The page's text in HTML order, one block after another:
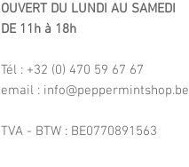
OUVERT DU LUNDI AU SAMEDI
DE 11h à 18h
Tél : +32 (0) 470 59 67 67
email : info@peppermintshop.be
TVA - BTW : BE0770891563